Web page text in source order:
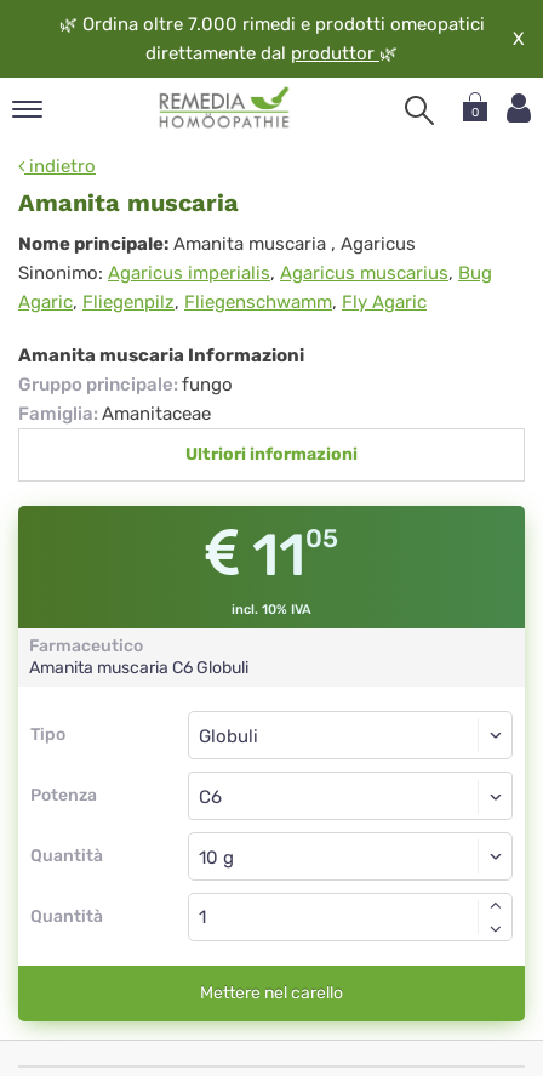
🌿 Ordina oltre 7.000 rimedi e prodotti omeopatici
direttamente dal produttor 🌿
X
0
indietro
Amanita muscaria
Amanita
muscaria
Nome principale: Amanita muscaria , Agaricus
Sinonimo: Agaricus imperialis, Agaricus muscarius, Bug
Agaric, Fliegenpilz, Fliegenschwamm, Fly Agaric
Amanita muscaria Informazioni
Gruppo principale: fungo
Famiglia: Amanitaceae
Ultriori informazioni
1105
incl. 10% IVA
Farmaceutico
Amanita muscaria C6Globuli
Tipo
Tipo
Potenza
Globuli
C6
Quantità
Globuli
Quantità
Mettere nel carello